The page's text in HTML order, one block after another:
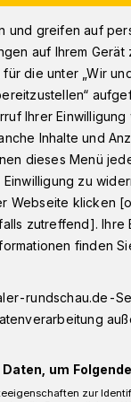
aus
die Bühne
und
nicht fehlen,
anderem
und greifen auf
auf Ihrem Gerät
die unter „Wir
Ihrer
Inhalte und
dieses Menü
zu
Webseite klicken
zutreffend]. Ihre
finden
rundschau.de-
um
zur